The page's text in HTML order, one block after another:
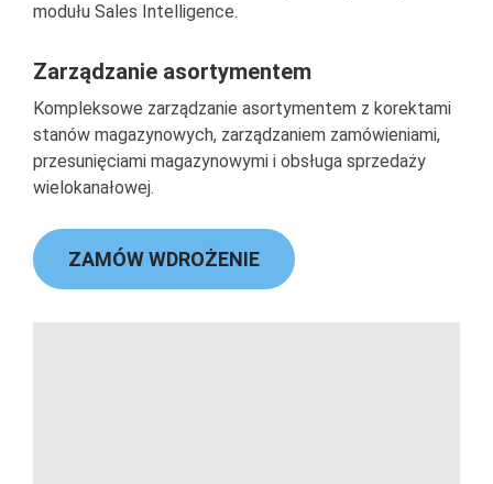
modułu Sales Intelligence.
Zarządzanie asortymentem
Kompleksowe zarządzanie asortymentem z korektami
stanów magazynowych, zarządzaniem zamówieniami,
przesunięciami magazynowymi i obsługa sprzedaży
wielokanałowej.
ZAMÓW WDROŻENIE